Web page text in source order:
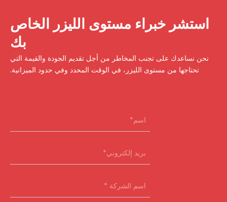
استشر خبراء مستوى الليزر الخاص
بك
نحن نساعدك على تجنب المخاطر من أجل تقديم الجودة والقيمة التي
تحتاجها من مستوى الليزر، في الوقت المحدد وفي حدود الميزانية.